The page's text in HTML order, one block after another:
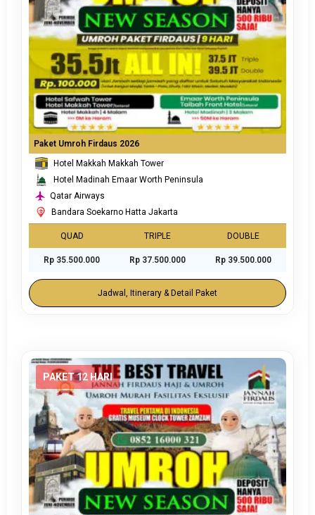
Paket Umroh Firdaus 2026
Hotel Makkah Makkah Tower
Hotel Madinah Emaar Worth Peninsula
Qatar Airways
Bandara Soekarno Hatta Jakarta
QUAD TRIPLE DOUBLE
Rp 35.500.000 Rp 37.500.000 Rp 39.500.000
Jadwal, Itinerary & Detail Paket
PAKET 12 HARI